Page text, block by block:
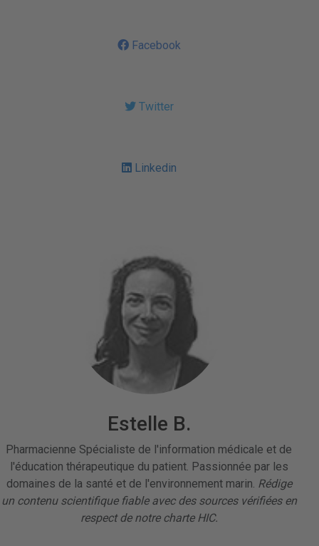
Facebook
Twitter
Linkedin
Estelle B.
Pharmacienne Spécialiste de l'information médicale et de
l'éducation thérapeutique du patient. Passionnée par les
domaines de la santé et de l'environnement marin. Rédige
un contenu scientifique fiable avec des sources vérifiées en
respect de notre charte HIC.